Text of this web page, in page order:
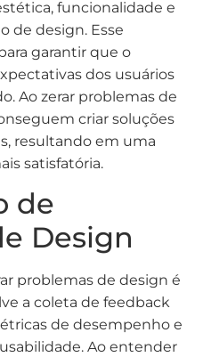
funcionalidade e
de design. Esse
garantir que o
dos usuários
Ao zerar problemas de
criar soluções
resultando em uma
satisfatória.
de
Design
problemas de design é
a coleta de feedback
de desempenho e
Ao entender